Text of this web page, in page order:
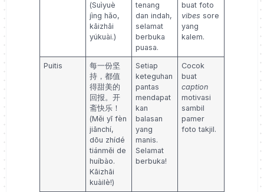
(Suìyuè
jìng hǎo,
kāizhāi
yúkuài.)
tenang
dan indah,
selamat
berbuka
puasa.
buat foto
vibes sore
yang
kalem.
Puitis
每一份坚
持，都值
得甜美的
回报。开
斋快乐！
(Měi yī fèn
jiānchí,
dōu zhídé
tiánměi de
huíbào.
Kāizhāi
kuàilè!)
Setiap
keteguhan
pantas
mendapat
kan
balasan
yang
manis.
Selamat
berbuka!
Cocok
buat
caption
motivasi
sambil
pamer
foto takjil.